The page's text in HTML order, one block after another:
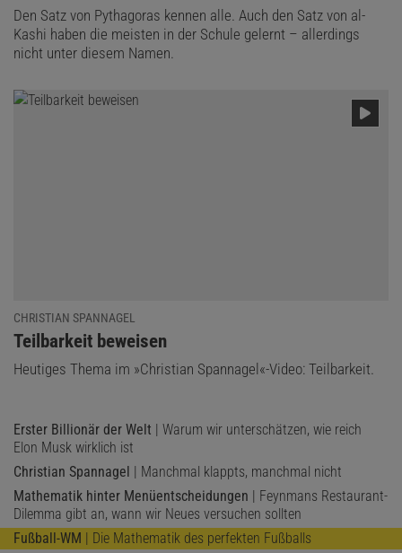
Den Satz von Pythagoras kennen alle. Auch den Satz von al-
Kashi haben die meisten in der Schule gelernt – allerdings
nicht unter diesem Namen.
CHRISTIAN SPANNAGEL
:
Teilbarkeit beweisen
Heutiges Thema im »Christian Spannagel«-Video: Teilbarkeit.
Erster Billionär der Welt | Warum wir unterschätzen, wie reich
Elon Musk wirklich ist
Christian Spannagel
| Manchmal klappts, manchmal nicht
Mathematik hinter Menüentscheidungen | Feynmans Restaurant-
Dilemma gibt an, wann wir Neues versuchen sollten
Fußball-WM
| Die Mathematik des perfekten Fußballs